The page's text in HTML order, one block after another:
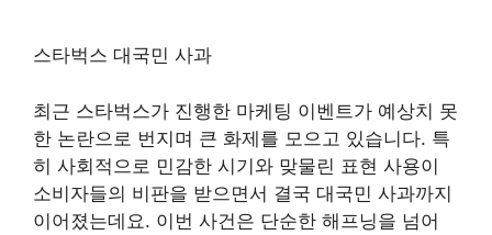
스타벅스 대국민 사과
최근 스타벅스가 진행한 마케팅 이벤트가 예상치 못
한 논란으로 번지며 큰 화제를 모으고 있습니다. 특
히 사회적으로 민감한 시기와 맞물린 표현 사용이
소비자들의 비판을 받으면서 결국 대국민 사과까지
이어졌는데요. 이번 사건은 단순한 해프닝을 넘어